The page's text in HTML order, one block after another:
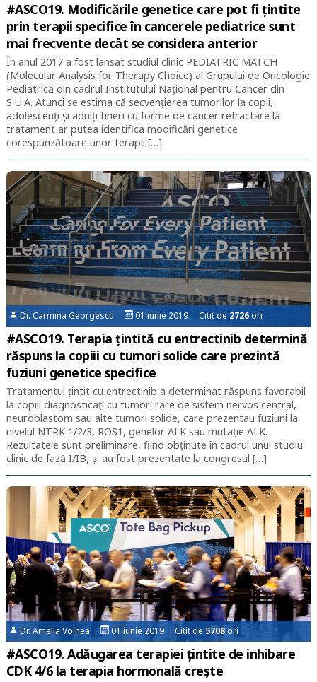
#ASCO19. Modificările genetice care pot fi țintite
prin terapii specifice în cancerele pediatrice sunt
mai frecvente decât se considera anterior
În anul 2017 a fost lansat studiul clinic PEDIATRIC MATCH
(Molecular Analysis for Therapy Choice) al Grupului de Oncologie
Pediatrică din cadrul Institutului Național pentru Cancer din
S.U.A. Atunci se estima că secvențierea tumorilor la copii,
adolescenți și adulți tineri cu forme de cancer refractare la
tratament ar putea identifica modificări genetice
corespunzătoare unor terapii […]
Dr. Carmina Georgescu 01 iunie 2019 Citit de 2726ori
#ASCO19. Terapia țintită cu entrectinib determină
răspuns la copiii cu tumori solide care prezintă
fuziuni genetice specifice
Tratamentul țintit cu entrectinib a determinat răspuns favorabil
la copiii diagnosticați cu tumori rare de sistem nervos central,
neuroblastom sau alte tumori solide, care prezentau fuziuni la
nivelul NTRK 1/2/3, ROS1, genelor ALK sau mutație ALK.
Rezultatele sunt preliminare, fiind obținute în cadrul unui studiu
clinic de fază I/IB, și au fost prezentate la congresul […]
Dr. Amelia Voinea 01 iunie 2019 Citit de 5708ori
#ASCO19. Adăugarea terapiei țintite de inhibare
CDK 4/6 la terapia hormonală crește